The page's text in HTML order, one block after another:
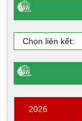
2026